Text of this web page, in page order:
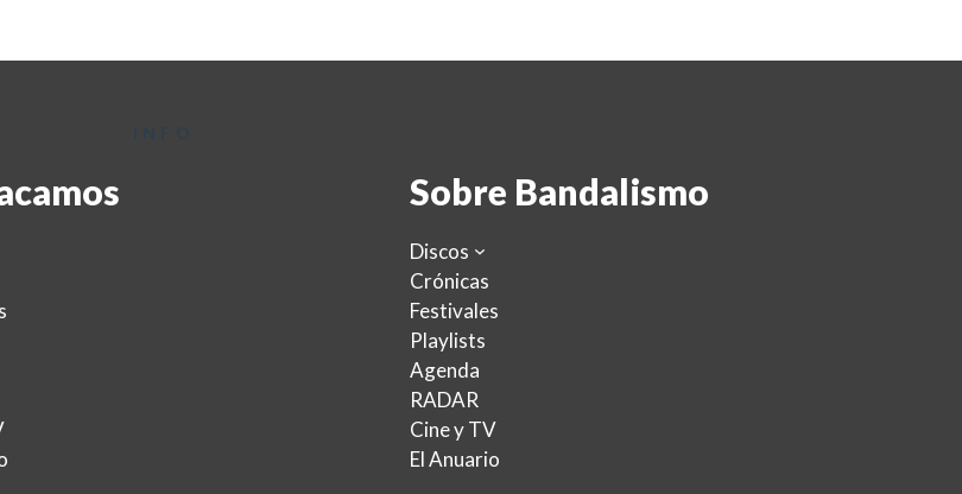
Sobre Bandalismo
Discos
Crónicas
Festivales
Playlists
Agenda
RADAR
Cine y TV
El Anuario